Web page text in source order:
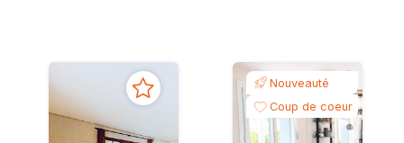
Nouveauté
Coup de coeur